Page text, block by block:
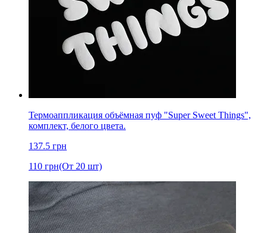
Термоаппликация объёмная пуф "Super Sweet Things",
комплект, белого цвета.
137.5 грн
110 грн(От 20 шт)